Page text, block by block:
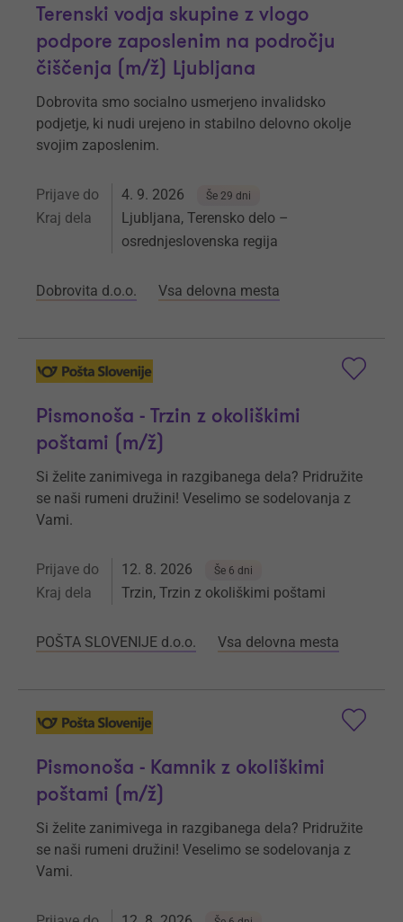
Terenski vodja skupine z vlogo
podpore zaposlenim na področju
čiščenja (m/ž) Ljubljana
Dobrovita smo socialno usmerjeno invalidsko
podjetje, ki nudi urejeno in stabilno delovno okolje
svojim zaposlenim.
Prijave do 4. 9. 2026 Še 29 dni
Kraj dela
Ljubljana, Terensko delo –
osrednjeslovenska regija
Dobrovita d.o.o. Vsa delovna mesta
Pismonoša - Trzin z okoliškimi
poštami (m/ž)
Si želite zanimivega in razgibanega dela? Pridružite
se naši rumeni družini! Veselimo se sodelovanja z
Vami.
Prijave do 12. 8. 2026 Še 6 dni
Kraj dela Trzin, Trzin z okoliškimi poštami
POŠTA SLOVENIJE d.o.o. Vsa delovna mesta
Pismonoša - Kamnik z okoliškimi
poštami (m/ž)
Si želite zanimivega in razgibanega dela? Pridružite
se naši rumeni družini! Veselimo se sodelovanja z
Vami.